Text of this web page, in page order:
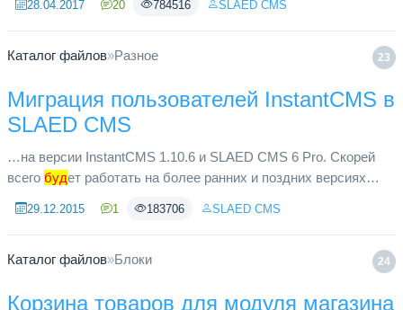
позволяет лю...
28.04.2017 20 784516 SLAED CMS
23
Каталог файлов»Разное
Миграция пользователей InstantCMS в
SLAED CMS
…на версии InstantCMS 1.10.6 и SLAED CMS 6 Pro. Скорей
всего будет работать на более ранних и поздних версиях
паролей, E-M...
29.12.2015 1 183706 SLAED CMS
24
Каталог файлов»Блоки
Корзина товаров для модуля магазина